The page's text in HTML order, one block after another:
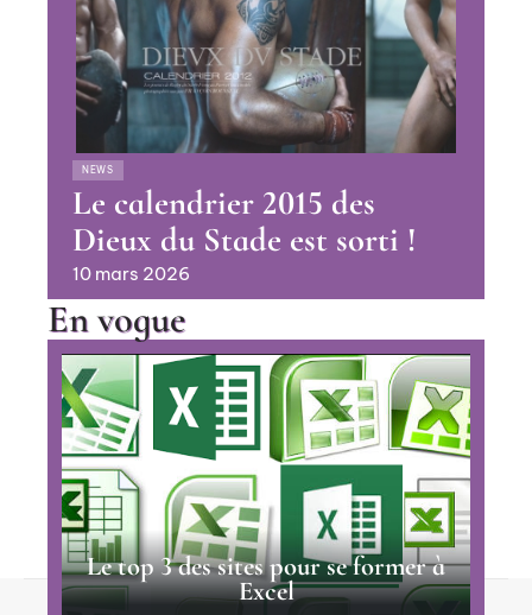
NEWS
Le calendrier 2015 des
Dieux du Stade est sorti !
10 mars 2026
En vogue
Le top 3 des sites pour se former à
Excel